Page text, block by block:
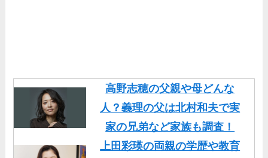
高野志穂の父親や母どんな
人？義理の父は北村和夫で実
家の兄弟など家族も調査！
上田彩瑛の両親の学歴や教育